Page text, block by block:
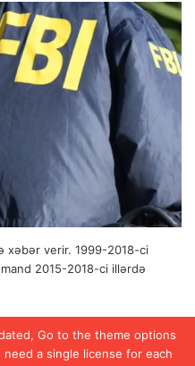
Go to the theme options
a single license for each
xəbər verir. 1999-2018-ci
2015-2018-ci illərdə